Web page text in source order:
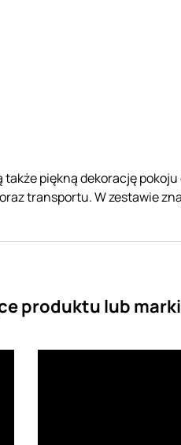
także piękną dekorację
transportu. W zestawie
produktu lub marki